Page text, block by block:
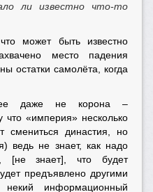
ли известно что-то
может быть известно
место падения
остатки самолёта, когда
даже не корона –
что «империя» несколько
династия, но
ведь не знает, как надо
[не знает], что будет
предъявлено другими
информационный